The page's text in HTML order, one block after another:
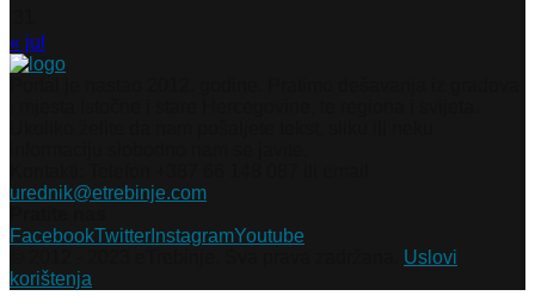
« jul
urednik@etrebinje.com
FacebookTwitter InstagramYoutube
Uslovi
korištenja